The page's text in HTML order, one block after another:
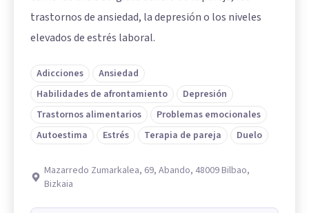
trastornos de ansiedad, la depresión o los niveles
elevados de estrés laboral.
Adicciones
Ansiedad
Habilidades de afrontamiento
Depresión
Trastornos alimentarios
Problemas emocionales
Autoestima
Estrés Terapia de pareja Duelo
Mazarredo Zumarkalea, 69, Abando, 48009 Bilbao,
Bizkaia